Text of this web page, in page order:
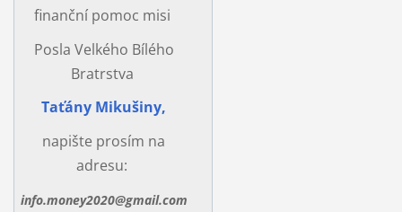
finanční pomoc misi
Posla Velkého Bílého
Bratrstva
Taťány Mikušiny,
napište prosím na
adresu:
info.money2020@gmail.com